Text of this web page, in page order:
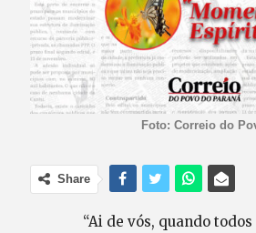
Foto: Correio do
Share
“Ai de vós, quando